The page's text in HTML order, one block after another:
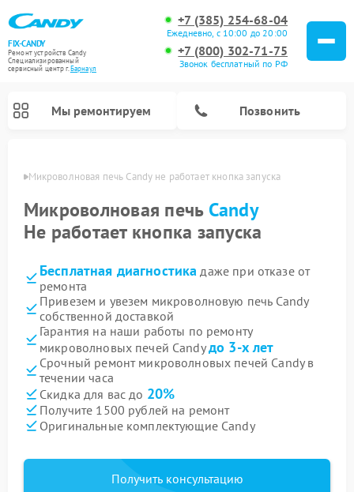
FIX-CANDY
Ремонт устройств Candy
Специализированный
cервисный центр г.Барнаул
+7 (385) 254-68-04
Ежедневно, с 10:00 до 20:00
+7 (800) 302-71-75
Звонок бесплатный по РФ
Мы ремонтируем Позвонить
Микроволновая печь Candy не работает кнопка запуска
Микроволновая печь Candy
Не работает кнопка запуска
Бесплатная диагностика даже при отказе от
ремонта
Привезем и увезем микроволновую печь Candy
собственной доставкой
Гарантия на наши работы по ремонту
микроволновых печей Candyдо 3-х лет
Срочный ремонт микроволновых печей Candy в
течении часа
Скидка для вас до 20%
Получите 1500 рублей на ремонт
Оригинальные комплектующие Candy
Получить консультацию